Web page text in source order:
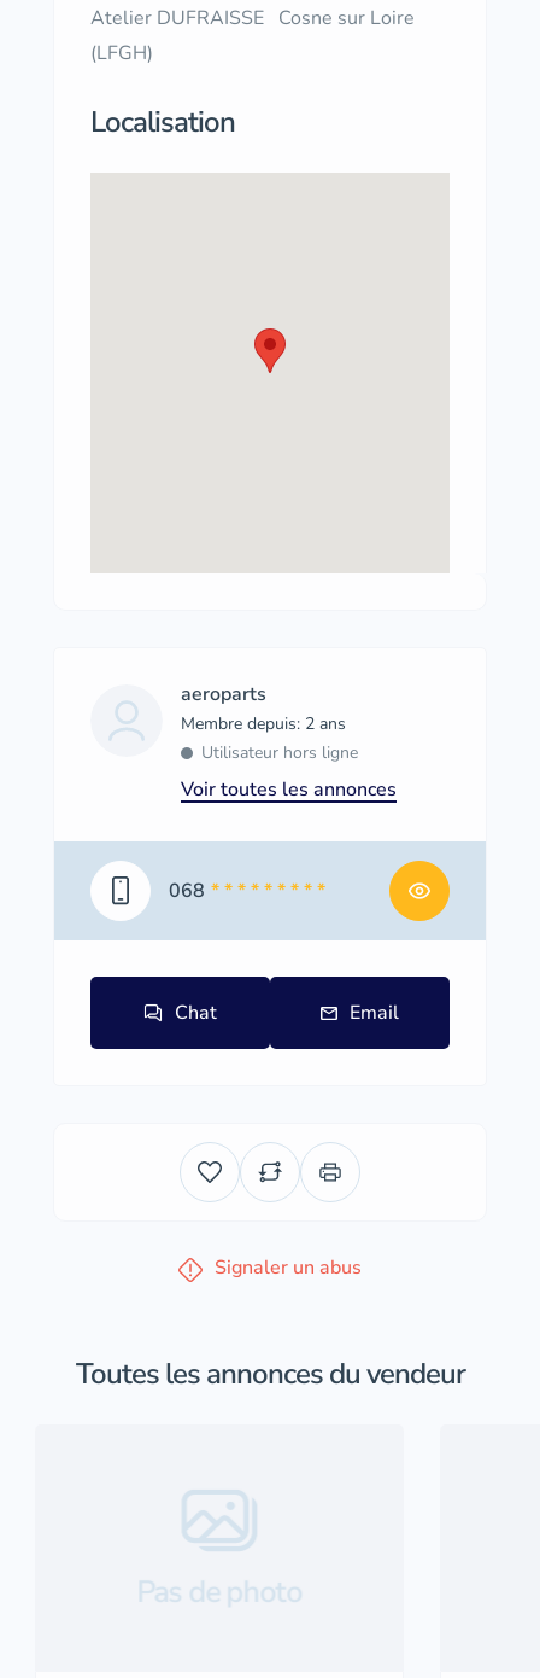
Atelier DUFRAISSE Cosne sur Loire
(LFGH)
Localisation
aeroparts
Membre depuis: 2 ans
Utilisateur hors ligne
Voir toutes les annonces
068 * * * * * * * * *
Chat Email
Signaler un abus
Toutes les annonces du vendeur
Pas de photo